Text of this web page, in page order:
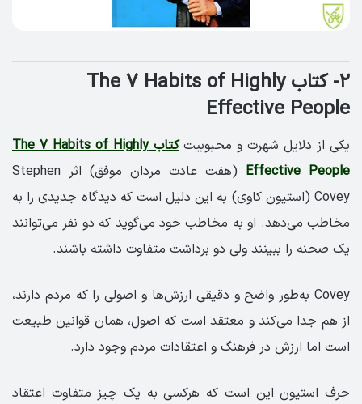
۲- کتاب The 7 Habits of Highly
Effective People
یکی از دلایل شهرت و محبوبیت
کتاب The 7 Habits of Highly
Effective People
(هفت عادت مردان موفق) اثر Stephen
Covey (استیون کاوی) به این دلیل‌ است که دیدگاه جدیدی را به
مخاطب می‌دهد. او به مخاطب خود می‌گوید که دو نفر می‌توانند
یک صحنه را ببینند ولی دو برداشت متفاوت داشته باشند.
Covey به‌طور واضح و دقیقی ارزش‌ها و اصولی را که مردم دارند،
از هم جدا می‌کند و معتقد است که اصول، همان قوانین طبیعت
است اما ارزش در فرهنگ و اعتقادات مردم وجود دارد.
حرف استیون این است که هرکسی به یک چیز متفاوت اعتقاد